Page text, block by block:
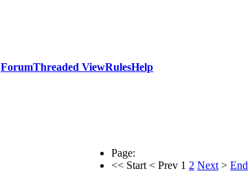
ForumThreaded ViewRulesHelp
Page:
<< Start < Prev 1 2 Next > End